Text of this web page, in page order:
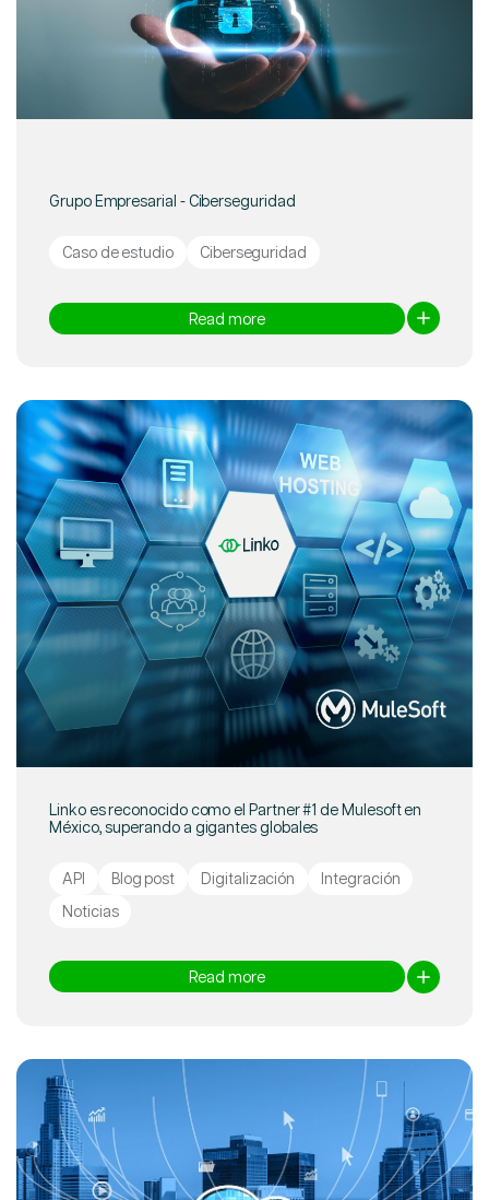
Grupo Empresarial - Ciberseguridad
Caso de estudio Ciberseguridad
Read more
Linko es reconocido como el Partner #1 de Mulesoft en
México, superando a gigantes globales
API Blog post Digitalización
Integración
Noticias
Read more